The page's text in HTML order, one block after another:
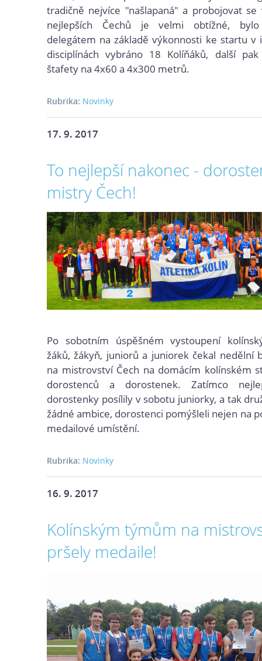
tradičně nejvíce "našlapaná" a probojovat
nejlepších Čechů je velmi obtížné, bylo
delegátem na základě výkonnosti ke startu v
disciplínách vybráno 18 Kolíňáků, další
štafety na 4x60 a 4x300 metrů.
Rubrika: Novinky
17. 9. 2017
To nejlepší nakonec -
mistry Čech!
Po sobotním úspěšném vystoupení
žáků, žákyň, juniorů a juniorek čekal nedělní
na mistrovství Čech na domácím kolínském
dorostenců a dorostenek. Zatímco
dorostenky posílily v sobotu juniorky, a tak
žádné ambice, dorostenci pomýšleli nejen na
medailové umístění.
Rubrika: Novinky
16. 9. 2017
Kolínským týmům na
pršely medaile!